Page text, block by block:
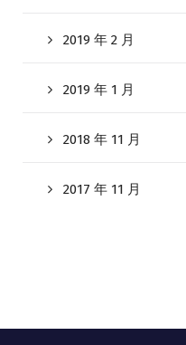
2019 年 2 月
2019 年 1 月
2018 年 11 月
2017 年 11 月